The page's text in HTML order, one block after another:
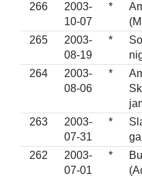
266
2003-
10-07
*
265
2003-
08-19
*
264
2003-
08-06
*
263
2003-
07-31
*
262
2003-
07-01
*